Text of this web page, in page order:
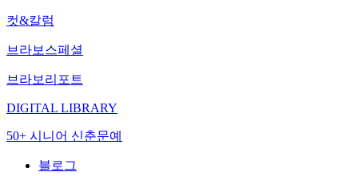
컷&칼럼
브라보스페셜
브라보리포트
DIGITAL LIBRARY
50+ 시니어 신춘문예
블로그